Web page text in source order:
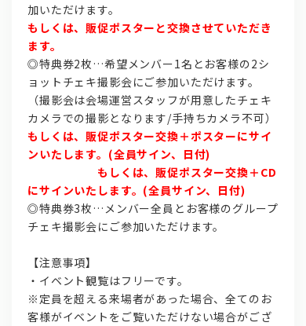
加いただけます。
もしくは、販促ポスターと交換させていただき
ます。
◎特典券2枚…希望メンバー1名とお客様の2シ
ョットチェキ撮影会にご参加いただけます。
（撮影会は会場運営スタッフが用意したチェキ
カメラでの撮影となります/手持ちカメラ不可）
もしくは、販促ポスター交換＋ポスターにサイ
ンいたします。(全員サイン、日付)
もしくは、販促ポスター交換＋CD
にサインいたします。(全員サイン、日付)
◎特典券3枚…メンバー全員とお客様のグループ
チェキ撮影会にご参加いただけます。
【注意事項】
・イベント観覧はフリーです。
※定員を超える来場者があった場合、全てのお
客様がイベントをご覧いただけない場合がござ